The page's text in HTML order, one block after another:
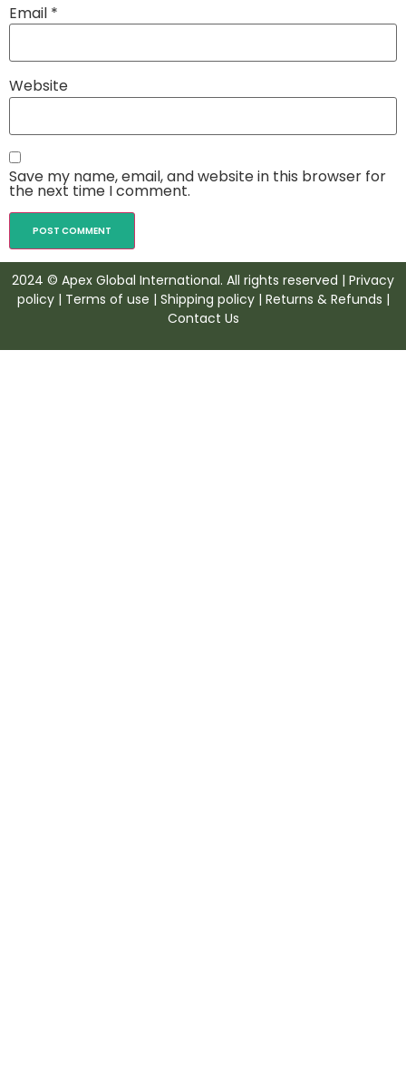
Email *
Website
Save my name, email, and website in this browser for
the next time I comment.
2024 © Apex Global International. All rights reserved | Privacy
policy | Terms of use | Shipping policy | Returns & Refunds |
Contact Us